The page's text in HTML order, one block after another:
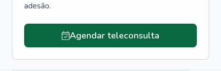
adesão.
Agendar teleconsulta